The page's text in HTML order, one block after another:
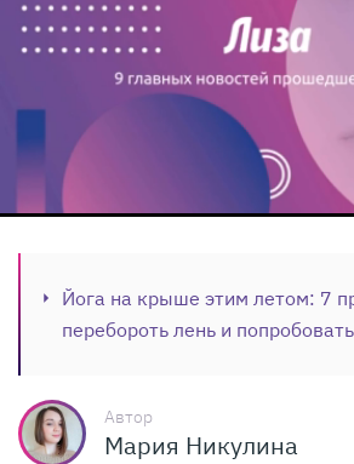
Йога на крыше этим летом: 7
перебороть лень и попробовать
Автор
Мария Никулина